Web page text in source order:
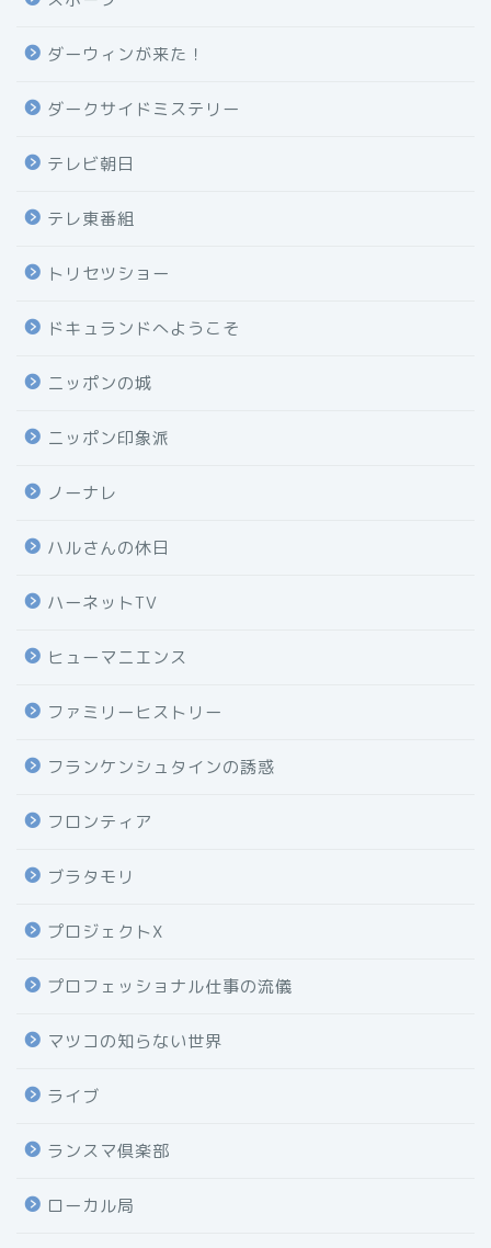
ダーウィンが来た！
ダークサイドミステリー
テレビ朝日
テレ東番組
トリセツショー
ドキュランドへようこそ
ニッポンの城
ニッポン印象派
ノーナレ
ハルさんの休日
ハーネットTV
ヒューマニエンス
ファミリーヒストリー
フランケンシュタインの誘惑
フロンティア
ブラタモリ
プロジェクトX
プロフェッショナル仕事の流儀
マツコの知らない世界
ライブ
ランスマ倶楽部
ローカル局